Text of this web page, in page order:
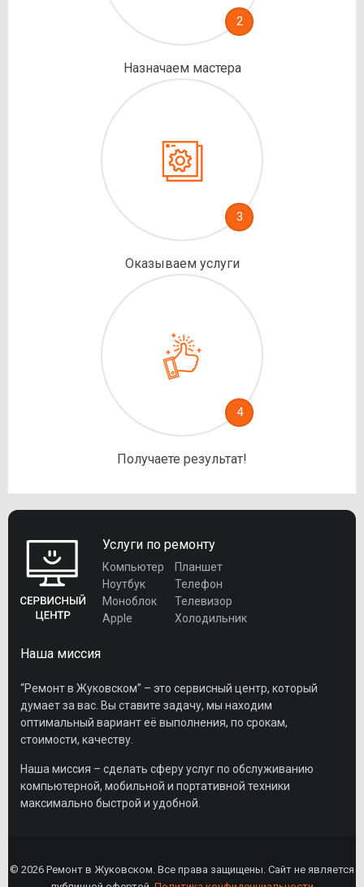
2
Назначаем мастера
3
Оказываем услуги
4
Получаете результат!
Услуги по ремонту
Компьютер
Ноутбук
Моноблок
Apple
Планшет
Телефон
Телевизор
Холодильник
Наша миссия
“Ремонт в Жуковском” – это сервисный центр, который
думает за вас. Вы ставите задачу, мы находим
оптимальный вариант её выполнения, по срокам,
стоимости, качеству.
Наша миссия – сделать сферу услуг по обслуживанию
компьютерной, мобильной и портативной техники
максимально быстрой и удобной.
© 2026 Ремонт в Жуковском. Все права защищены. Сайт не является